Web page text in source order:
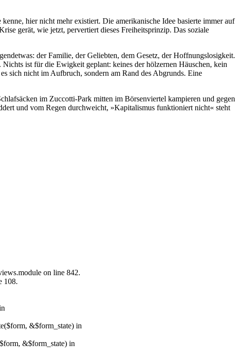
hier nicht mehr existiert. Die amerikanische Idee basierte immer auf
gerät, wie jetzt, pervertiert dieses Freiheitsprinzip. Das soziale
der Familie, der Geliebten, dem Gesetz, der Hoffnungslosigkeit.
ist für die Ewigkeit geplant: keines der hölzernen Häuschen, kein
sich nicht im Aufbruch, sondern am Rand des Abgrunds. Eine
im Zuccotti-Park mitten im Börsenviertel kampieren und gegen
und vom Regen durchweicht, »Kapitalismus funktioniert nicht« steht
on line 842.
108.
&$form_state) in
&$form_state) in